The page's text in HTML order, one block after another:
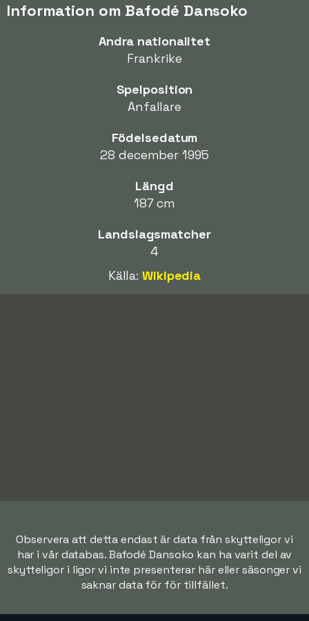
Information om Bafodé Dansoko
Andra nationalitet
Frankrike
Spelposition
Anfallare
Födelsedatum
28 december 1995
Längd
187 cm
Landslagsmatcher
4
Källa:Wikipedia
Observera att detta endast är data från skytteligor vi
har i vår databas. Bafodé Dansoko kan ha varit del av
skytteligor i ligor vi inte presenterar här eller säsonger vi
saknar data för för tillfället.